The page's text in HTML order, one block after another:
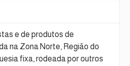
e de produtos de
na Zona Norte, Região do
fixa, rodeada por outros